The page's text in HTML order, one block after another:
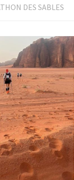
DES SABLES